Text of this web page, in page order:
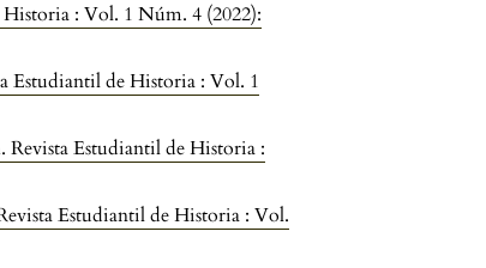
: Vol. 1 Núm. 4 (2022):
Estudiantil de Historia : Vol. 1
Revista Estudiantil de Historia :
Estudiantil de Historia : Vol.